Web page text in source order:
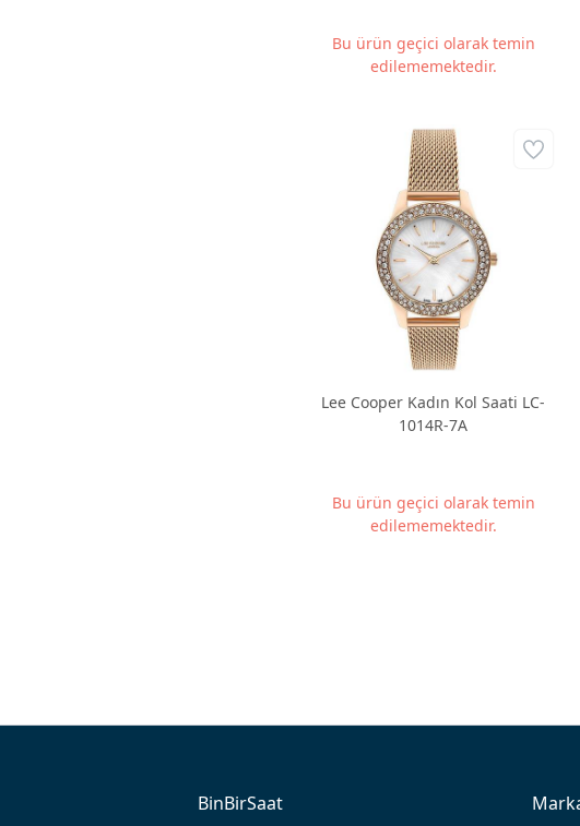
Bu ürün geçici olarak temin
edilememektedir.
Lee Cooper Kadın Kol Saati LC-
1014R-7A
Bu ürün geçici olarak temin
edilememektedir.
BinBirSaat